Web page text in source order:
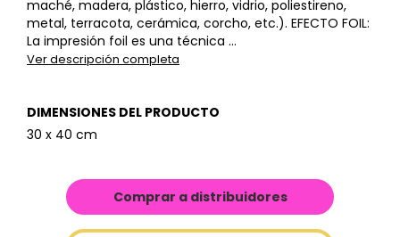
maché, madera, plástico, hierro, vidrio, poliestireno,
metal, terracota, cerámica, corcho, etc.). EFECTO FOIL:
La impresión foil es una técnica ...
Ver descripción completa
DIMENSIONES DEL PRODUCTO
30 x 40 cm
Comprar a distribuidores